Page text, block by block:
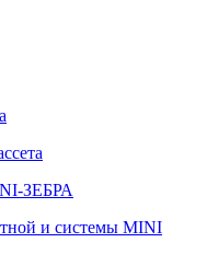
ЗЕБРА
и системы MINI